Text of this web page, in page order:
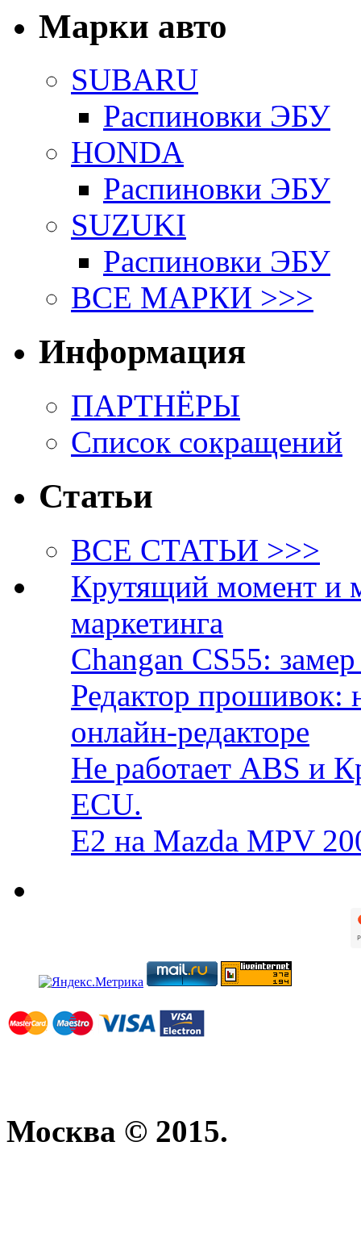
Марки авто
SUBARU
Распиновки ЭБУ
HONDA
Распиновки ЭБУ
SUZUKI
Распиновки ЭБУ
ВСЕ МАРКИ >>>
Информация
ПАРТНЁРЫ
Список сокращений
Статьи
ВСЕ СТАТЬИ >>>
Крутящий момент и
маркетинга
Changan CS55:
Редактор прошивок:
онлайн-редакторе
Не работает ABS и
ECU.
E2 на Mazda MPV
Москва © 2015.